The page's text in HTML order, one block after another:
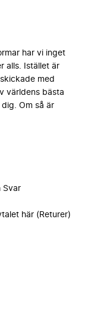
har vi inget
alls. Istället är
med
världens bästa
Om så är
Svar
här (Returer)